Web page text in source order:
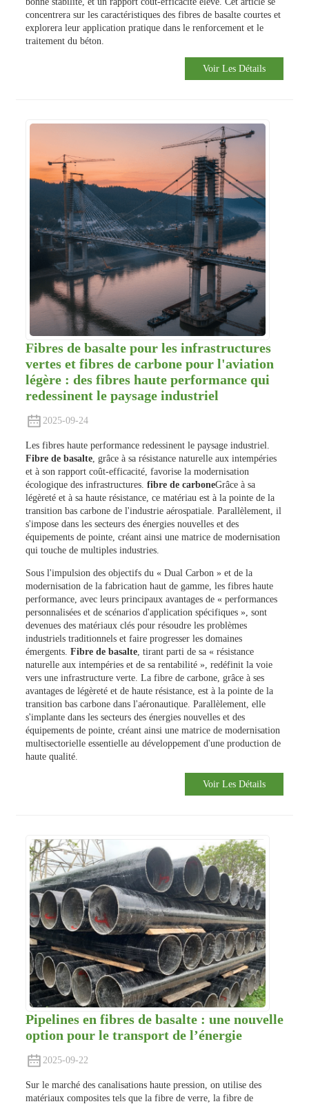
concentrera sur les caractéristiques des fibres de basalte courtes et
explorera leur application pratique dans le renforcement et le
traitement du béton.
Voir Les Détails
Fibres de basalte pour les infrastructures
vertes et fibres de carbone pour l'aviation
légère : des fibres haute performance qui
redessinent le paysage industriel
2025-09-24
Les fibres haute performance redessinent le paysage industriel.
Fibre de basalte, grâce à sa résistance naturelle aux intempéries
et à son rapport coût-efficacité, favorise la modernisation
écologique des infrastructures. fibre de carboneGrâce à sa
légèreté et à sa haute résistance, ce matériau est à la pointe de la
transition bas carbone de l'industrie aérospatiale. Parallèlement, il
s'impose dans les secteurs des énergies nouvelles et des
équipements de pointe, créant ainsi une matrice de modernisation
qui touche de multiples industries.
Sous l'impulsion des objectifs du « Dual Carbon » et de la
modernisation de la fabrication haut de gamme, les fibres haute
performance, avec leurs principaux avantages de « performances
personnalisées et de scénarios d'application spécifiques », sont
devenues des matériaux clés pour résoudre les problèmes
industriels traditionnels et faire progresser les domaines
émergents. Fibre de basalte, tirant parti de sa « résistance
naturelle aux intempéries et de sa rentabilité », redéfinit la voie
vers une infrastructure verte. La fibre de carbone, grâce à ses
avantages de légèreté et de haute résistance, est à la pointe de la
transition bas carbone dans l'aéronautique. Parallèlement, elle
s'implante dans les secteurs des énergies nouvelles et des
équipements de pointe, créant ainsi une matrice de modernisation
multisectorielle essentielle au développement d'une production de
haute qualité.
Voir Les Détails
Pipelines en fibres de basalte : une nouvelle
option pour le transport de l’énergie
2025-09-22
Sur le marché des canalisations haute pression, on utilise des
matériaux composites tels que la fibre de verre, la fibre de